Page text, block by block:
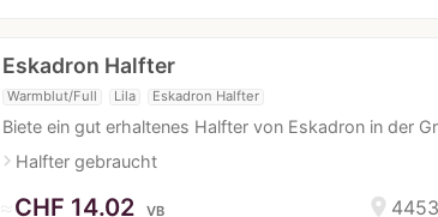
Eskadron Halfter
Warmblut/Full Lila Eskadron Halfter
Biete ein gut erhaltenes Halfter von Eskadron in der
navigate_nextHalfter gebraucht
location_on
≈CHF 14.02 VB